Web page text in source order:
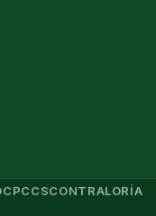
CPCCSCONTRALORÍA